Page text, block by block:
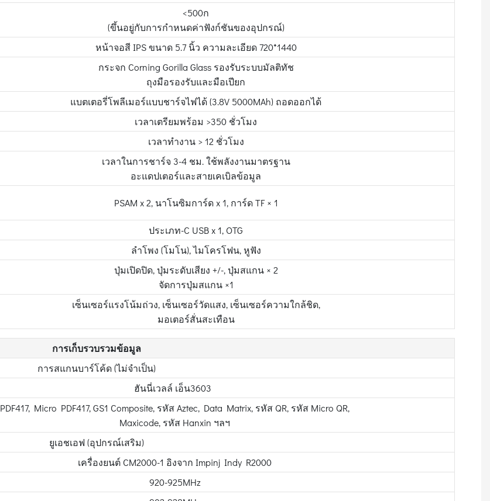
<500ก
(ขึ้นอยู่กับการกำหนดค่าฟังก์ชันของอุปกรณ์)
หน้าจอสี IPS ขนาด 5.7 นิ้ว ความละเอียด 720*1440
กระจก Corning Gorilla Glass รองรับระบบมัลติทัช
ถุงมือรองรับและมือเปียก
แบตเตอรี่โพลีเมอร์แบบชาร์จไฟได้ (3.8V 5000MAh) ถอดออกได้
เวลาเตรียมพร้อม >350 ชั่วโมง
เวลาทำงาน > 12 ชั่วโมง
เวลาในการชาร์จ 3-4 ชม. ใช้พลังงานมาตรฐาน
อะแดปเตอร์และสายเคเบิลข้อมูล
PSAM x 2, นาโนซิมการ์ด x 1, การ์ด TF × 1
ประเภท-C USB x 1, OTG
ลำโพง (โมโน), ไมโครโฟน, หูฟัง
ปุ่มเปิดปิด, ปุ่มระดับเสียง +/-, ปุ่มสแกน × 2
จัดการปุ่มสแกน ×1
เซ็นเซอร์แรงโน้มถ่วง, เซ็นเซอร์วัดแสง, เซ็นเซอร์ความใกล้ชิด,
มอเตอร์สั่นสะเทือน
การเก็บรวบรวมข้อมูล
การสแกนบาร์โค้ด (ไม่จำเป็น)
ฮันนี่เวลล์ เอ็น3603
PDF417, Micro PDF417, GS1 Composite, รหัส Aztec, Data Matrix, รหัส QR, รหัส Micro QR,
Maxicode, รหัส Hanxin ฯลฯ
ยูเอชเอฟ (อุปกรณ์เสริม)
เครื่องยนต์ CM2000-1 อิงจาก Impinj Indy R2000
920-925MHz